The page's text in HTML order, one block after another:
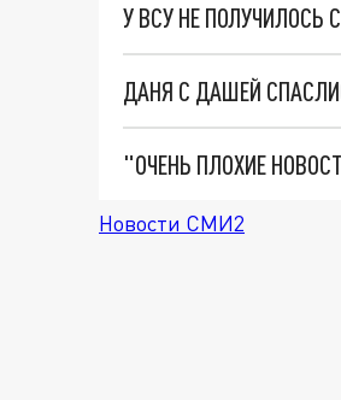
У ВСУ НЕ
ДАНЯ С ДАШЕЙ
Новости СМИ2